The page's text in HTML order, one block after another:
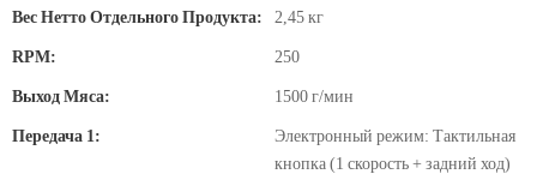
Вес Нетто Отдельного Продукта: 2,45 кг
RPM: 250
Выход Мяса: 1500 г/мин
Передача 1:
Электронный режим: Тактильная
кнопка (1 скорость + задний ход)